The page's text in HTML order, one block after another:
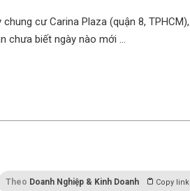
cư Carina Plaza (quận 8, TPHCM),
chưa biết ngày nào mới ...
Theo Doanh Nghiệp & Kinh Doanh Copy link